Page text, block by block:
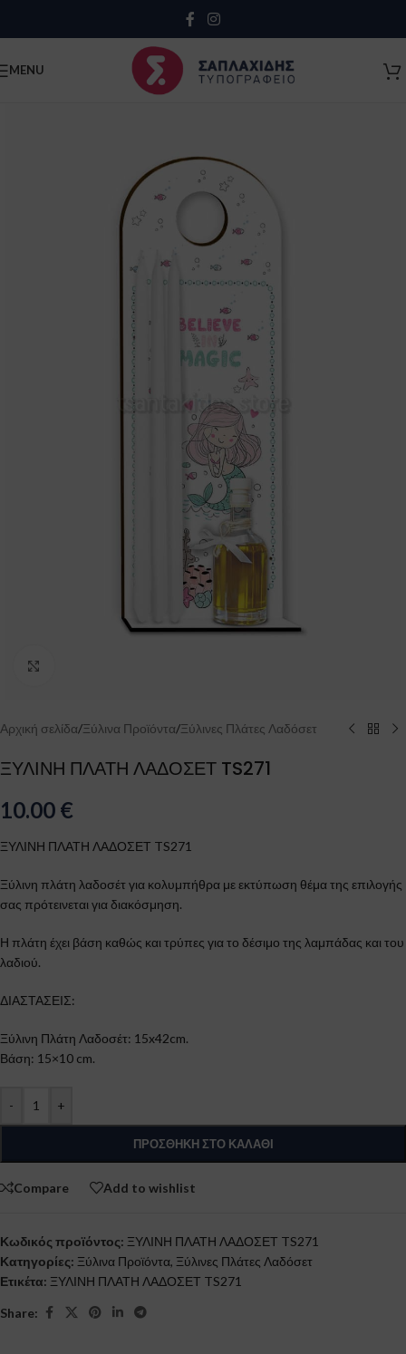
Κλείσιμο
MENU
Αρχική σελίδα/Ξύλινα Προϊόντα/Ξύλινες Πλάτες Λαδόσετ
ΞΥΛΙΝΗ ΠΛΑΤΗ ΛΑΔΟΣΕΤ TS271
10.00 €
ΞΥΛΙΝΗ ΠΛΑΤΗ ΛΑΔΟΣΕΤ TS271
Ξύλινη πλάτη λαδοσέτ για κολυμπήθρα με εκτύπωση θέμα της επιλογής
σας πρότεινεται για διακόσμηση.
Η πλάτη έχει βάση καθώς και τρύπες για το δέσιμο της λαμπάδας και του
λαδιού.
ΔΙΑΣΤΑΣΕΙΣ:
Ξύλινη Πλάτη Λαδοσέτ: 15x42cm.
Βάση: 15×10 cm.
- +
ΠΡΟΣΘΉΚΗ ΣΤΟ ΚΑΛΆΘΙ
Compare Add to wishlist
Κωδικός προϊόντος: ΞΥΛΙΝΗ ΠΛΑΤΗ ΛΑΔΟΣΕΤ TS271
Κατηγορίες: Ξύλινα Προϊόντα, Ξύλινες Πλάτες Λαδόσετ
Ετικέτα: ΞΥΛΙΝΗ ΠΛΑΤΗ ΛΑΔΟΣΕΤ TS271
Share: